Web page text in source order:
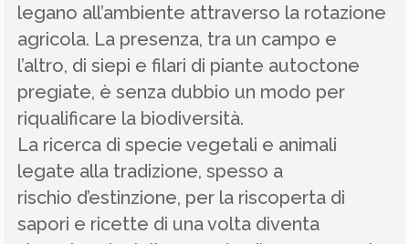
legano all’ambiente attraverso la rotazione
agricola. La presenza, tra un campo e
l’altro, di siepi e filari di piante autoctone
pregiate, è senza dubbio un modo per
riqualificare la biodiversità.
La ricerca di specie vegetali e animali
legate alla tradizione, spesso a
rischio d’estinzione, per la riscoperta di
sapori e ricette di una volta diventa